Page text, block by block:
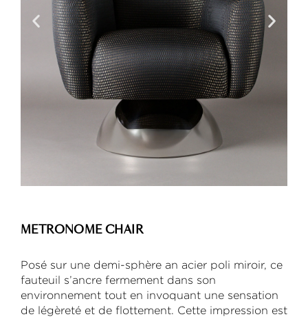
METRONOME CHAIR
Posé sur une demi-sphère an acier poli miroir, ce
fauteuil s’ancre fermement dans son
environnement tout en invoquant une sensation
de légèreté et de flottement. Cette impression est